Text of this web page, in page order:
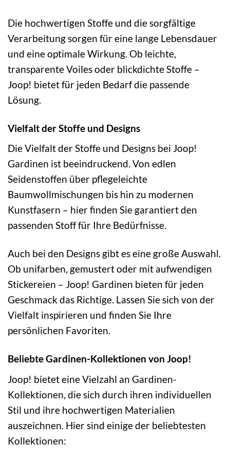
Die hochwertigen Stoffe und die sorgfältige
Verarbeitung sorgen für eine lange Lebensdauer
und eine optimale Wirkung. Ob leichte,
transparente Voiles oder blickdichte Stoffe –
Joop! bietet für jeden Bedarf die passende
Lösung.
Vielfalt der Stoffe und Designs
Die Vielfalt der Stoffe und Designs bei Joop!
Gardinen ist beeindruckend. Von edlen
Seidenstoffen über pflegeleichte
Baumwollmischungen bis hin zu modernen
Kunstfasern – hier finden Sie garantiert den
passenden Stoff für Ihre Bedürfnisse.
Auch bei den Designs gibt es eine große Auswahl.
Ob unifarben, gemustert oder mit aufwendigen
Stickereien – Joop! Gardinen bieten für jeden
Geschmack das Richtige. Lassen Sie sich von der
Vielfalt inspirieren und finden Sie Ihre
persönlichen Favoriten.
Beliebte Gardinen-Kollektionen von Joop!
Joop! bietet eine Vielzahl an Gardinen-
Kollektionen, die sich durch ihren individuellen
Stil und ihre hochwertigen Materialien
auszeichnen. Hier sind einige der beliebtesten
Kollektionen: